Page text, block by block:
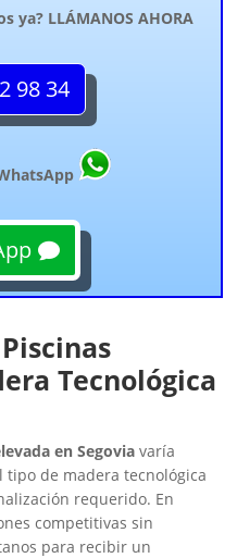
ya? LLÁMANOS AHORA
98 34
Tecnológica
en Segovia varía
tipo de madera tecnológica
requerido. En
competitivas sin
para recibir un